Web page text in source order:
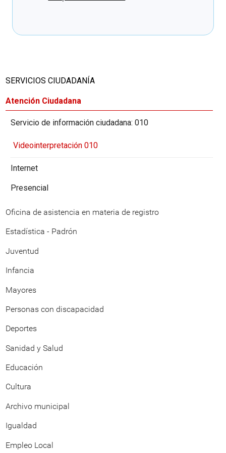
SERVICIOS CIUDADANÍA
Atención Ciudadana
Servicio de información ciudadana: 010
Videointerpretación 010
Internet
Presencial
Oficina de asistencia en materia de registro
Estadística - Padrón
Juventud
Infancia
Mayores
Personas con discapacidad
Deportes
Sanidad y Salud
Educación
Cultura
Archivo municipal
Igualdad
Empleo Local